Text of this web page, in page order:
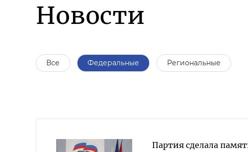
Новости
Все Федеральные Региональные
Партия сделала